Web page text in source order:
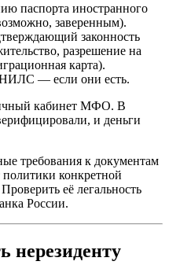
паспорта иностранного
заверенным).
законность
разрешение на
карта).
— если они есть.
кабинет МФО. В
и деньги
требования к документам
политики конкретной
её легальность
России.
нерезиденту